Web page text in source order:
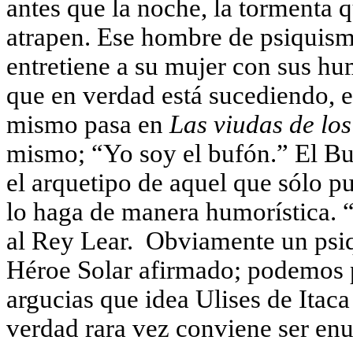
antes que la noche, la tormenta
atrapen. Ese hombre de
entretiene a su mujer con sus
que en verdad está
mismo pasa en Las viudas de
mismo; “Yo soy el bufón.” El
el arquetipo de aquel que sólo
lo haga de manera humorística.
al Rey Lear. Obviamente un
Héroe Solar afirmado;
argucias que idea Ulises de
verdad rara vez conviene ser